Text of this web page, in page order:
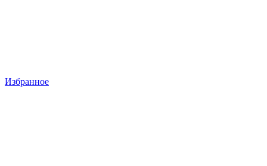
Избранное